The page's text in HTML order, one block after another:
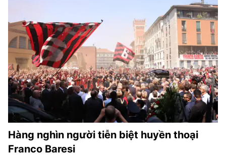
Hàng nghìn người tiễn biệt huyền thoại
Franco Baresi